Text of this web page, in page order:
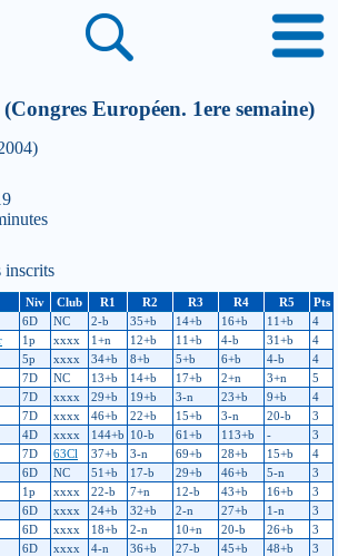
Européen. 1ere semaine)
inscrits
Niv Club R1 R2 R3 R4 R5
Pts
6D NC 2-b 35+b 14+b 16+b 11+b
4
1p xxxx 1+n 12+b 11+b 4-b 31+b
4
5p xxxx 34+b 8+b 5+b 6+b 4-b
4
7D NC 13+b 14+b 17+b 2+n 3+n
5
7D xxxx 29+b 19+b 3-n 23+b 9+b
4
7D xxxx 46+b 22+b 15+b 3-n 20-b
3
4D xxxx 144+b 10-b 61+b 113+b -
3
7D 63Cl 37+b 3-n 69+b 28+b 15+b
4
6D NC 51+b 17-b 29+b 46+b 5-n
3
1p xxxx 22-b 7+n 12-b 43+b 16+b
3
6D xxxx 24+b 32+b 2-n 27+b 1-n
3
6D xxxx 18+b 2-n 10+n 20-b 26+b
3
6D xxxx 4-n 36+b 27-b 45+b 48+b
3